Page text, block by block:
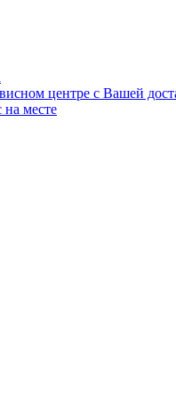
центре с Вашей
на месте